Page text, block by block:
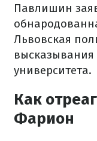
Павлишин
Львовская
высказывания
университета.
Как
Фарион